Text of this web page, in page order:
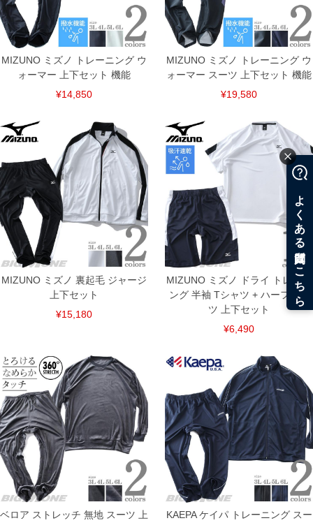
ITEM INTRODUCTION
MIZUNO ミズノ トレーニング ウ
ォーマー 上下セット 機能
¥14,850
MIZUNO ミズノ トレーニング ウ
ォーマー スーツ 上下セット 機能
¥19,580
MIZUNO ミズノ 裏起毛 ジャージ
上下セット
¥15,180
MIZUNO ミズノ ドライ トレーニ
ング 半袖 Tシャツ + ハーフパン
ツ 上下セット
¥6,490
ベロア ストレッチ 無地 スーツ 上
KAEPA ケイパ トレーニング スー